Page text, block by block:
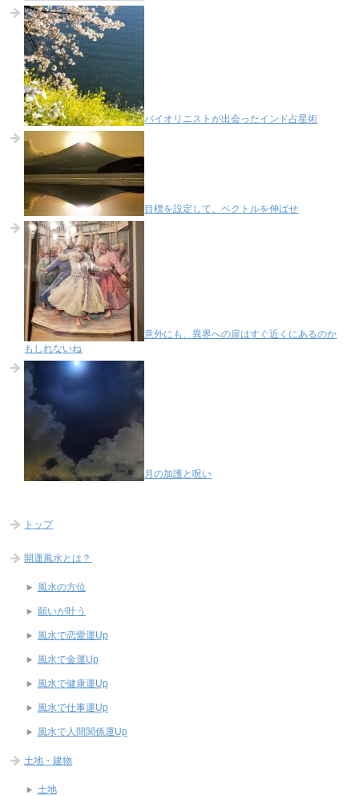
バイオリニストが出会ったインド占星術
目標を設定して、ベクトルを伸ばせ
意外にも、異界への扉はすぐ近くにあるのか
もしれないね
月の加護と呪い
トップ
開運風水とは？
風水の方位
願いが叶う
風水で恋愛運Up
風水で金運Up
風水で健康運Up
風水で仕事運Up
風水で人間関係運Up
土地・建物
土地